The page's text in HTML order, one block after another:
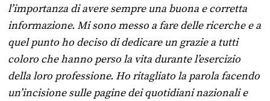
l’importanza di avere sempre una buona e corretta
informazione. Mi sono messo a fare delle ricerche e a
quel punto ho deciso di dedicare un grazie a tutti
coloro che hanno perso la vita durante l’esercizio
della loro professione. Ho ritagliato la parola facendo
un’incisione sulle pagine dei quotidiani nazionali e